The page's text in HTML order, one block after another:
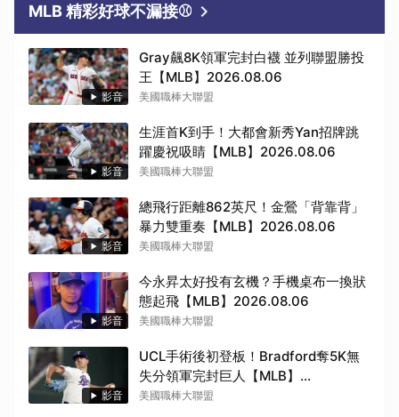
MLB 精彩好球不漏接⚾
影音
Gray飆8K領軍完封白襪 並列聯盟勝投
王【MLB】2026.08.06
美國職棒大聯盟
影音
生涯首K到手！大都會新秀Yan招牌跳
躍慶祝吸睛【MLB】2026.08.06
美國職棒大聯盟
影音
總飛行距離862英尺！金鶯「背靠背」
暴力雙重奏【MLB】2026.08.06
美國職棒大聯盟
影音
今永昇太好投有玄機？手機桌布一換狀
態起飛【MLB】2026.08.06
美國職棒大聯盟
影音
UCL手術後初登板！Bradford奪5K無
失分領軍完封巨人【MLB】
2026.08.06
美國職棒大聯盟